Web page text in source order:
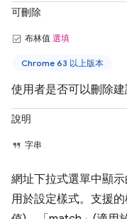
可刪除
布林值 選填
Chrome 63 以上版本
使用者是否可以刪除建
說明
字串
網址下拉式選單中顯
用於設定樣式。支援